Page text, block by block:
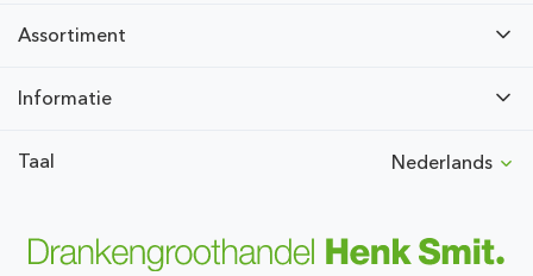
Assortiment
Informatie
Taal Nederlands